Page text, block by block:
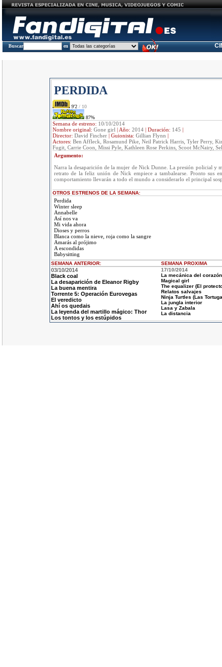
Buscar en
PERDIDA
9'2 / 10
87%
Semana de estreno: 10/10/2014
Nombre original: Gone girl | Año: 2014| Duración: 145 |
Director: David Fincher| Guionista: Gillian Flynn |
Actores: Ben Affleck, Rosamund Pike, Neil Patrick Harris, Tyler Perry,
Fugit, Carrie Coon, Missi Pyle, Kathleen Rose Perkins, Scoot McNairy,
Argumento:
Narra la desaparición de la mujer de Nick Dunne. La presión policial y
retrato de la feliz unión de Nick empiece a tambalearse. Pronto sus
comportamiento llevarán a todo el mundo a considerarlo el principal
OTROS ESTRENOS DE LA SEMANA:
Perdida
Winter sleep
Annabelle
Así nos va
Mi vida ahora
Dioses y perros
Blanca como la nieve, roja como la sangre
Amarás al prójimo
A escondidas
Babysitting
SEMANA ANTERIOR: SEMANA PROXIMA
03/10/2014
Black coal
La desaparición de Eleanor Rigby
La buena mentira
Torrente 5: Operación Eurovegas
El veredicto
Ahí os quedais
La leyenda del martillo mágico: Thor
Los tontos y los estúpidos
17/10/2014
La mecánica del corazón
Magical girl
The equalizer (El
Relatos salvajes
Ninja Turtles (Las
La jungla interior
Lasa y Zabala
La distancia